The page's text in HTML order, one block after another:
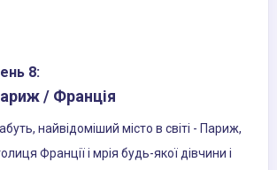
8:
/ Франція
найвідоміший місто в світі - Париж,
Франції і мрія будь-якої дівчини і